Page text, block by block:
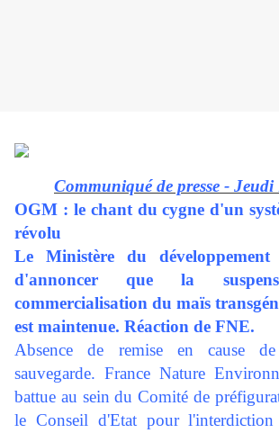
Communiqué de presse -
OGM : le chant du cygne d'un
révolu
Le Ministère du
d'annoncer que la
commercialisation du maïs
est maintenue. Réaction de FNE.
Absence de remise en cause
sauvegarde. France Nature
battue au sein du Comité de
le Conseil d'Etat pour